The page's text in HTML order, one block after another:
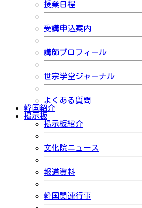
授業日程
受講申込案内
講師プロフィール
世宗学堂ジャーナル
よくある質問
韓国紹介
掲示板
掲示板紹介
文化院ニュース
報道資料
韓国関連行事